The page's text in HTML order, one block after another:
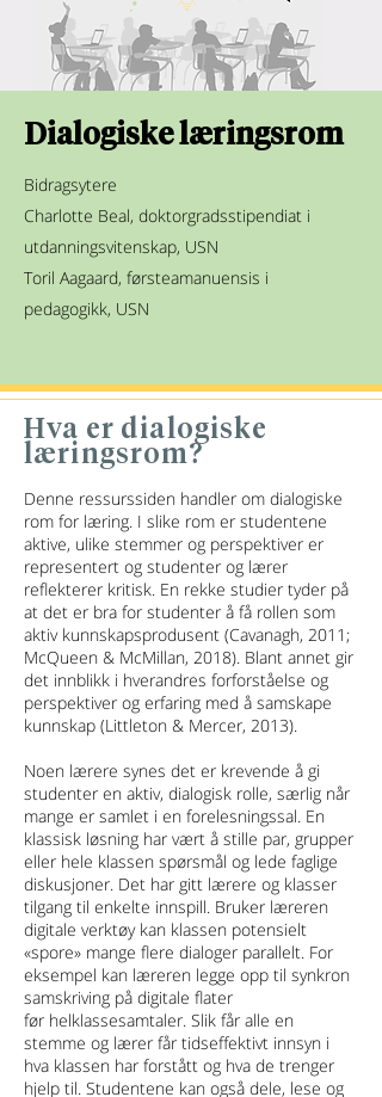
Bidragsytere
Charlotte Beal, doktorgradsstipendiat i
utdanningsvitenskap, USN
Toril Aagaard, førsteamanuensis i
pedagogikk, USN
Dialogiske læringsrom
Hva er dialogiske
læringsrom?
Denne ressurssiden handler om dialogiske
rom for læring. I slike rom er studentene
aktive, ulike stemmer og perspektiver er
representert og studenter og lærer
reflekterer kritisk. En rekke studier tyder på
at det er bra for studenter å få rollen som
aktiv kunnskapsprodusent (Cavanagh, 2011;
McQueen & McMillan, 2018). Blant annet gir
det innblikk i hverandres forforståelse og
perspektiver og erfaring med å samskape
kunnskap (Littleton & Mercer, 2013).
Noen lærere synes det er krevende å gi
studenter en aktiv, dialogisk rolle, særlig når
mange er samlet i en forelesningssal. En
klassisk løsning har vært å stille par, grupper
eller hele klassen spørsmål og lede faglige
diskusjoner. Det har gitt lærere og klasser
tilgang til enkelte innspill. Bruker læreren
digitale verktøy kan klassen potensielt
«spore» mange flere dialoger parallelt. For
eksempel kan læreren legge opp til synkron
samskriving på digitale flater
før helklassesamtaler. Slik får alle en
stemme og lærer får tidseffektivt innsyn i
hva klassen har forstått og hva de trenger
hjelp til. Studentene kan også dele, lese og